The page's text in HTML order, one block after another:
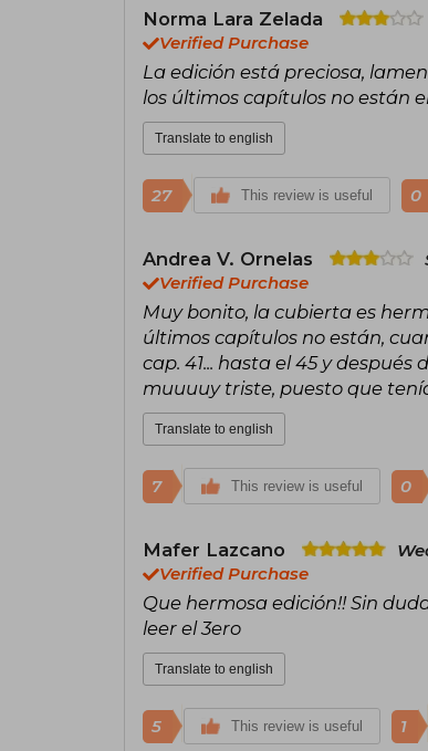
Norma Lara Zelada
Verified Purchase
La edición está preciosa,
los últimos capítulos no están
Translate to english
27 This review is useful 0
Andrea V. Ornelas
Verified Purchase
Muy bonito, la cubierta es
últimos capítulos no están,
cap. 41... hasta el 45 y
muuuuy triste, puesto que
Translate to english
7 This review is useful 0
Mafer Lazcano
Verified Purchase
Que hermosa edición!! Sin
leer el 3ero
Translate to english
5 This review is useful 1